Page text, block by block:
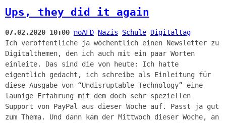
Ups, they did it again
07.02.2020 10:00 noAFD Nazis Schule Digitaltag
Ich veröffentliche ja wöchentlich einen Newsletter zu
Digitalthemen, den ich auch mit ein paar Worten
einleite. Das sind die von heute: Ich hatte
eigentlich gedacht, ich schreibe als Einleitung für
diese Ausgabe von “Undisruptable Technology” eine
launige Erfahrung mit dem doch sehr speziellen
Support von PayPal aus dieser Woche auf. Passt ja gut
zum Thema. Und dann kam der Mittwoch dieser Woche, an